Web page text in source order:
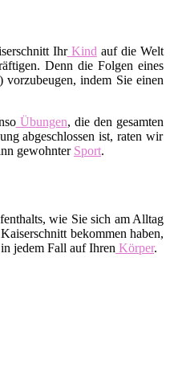
IhrKind auf die Welt
Denn die Folgen eines
indem Sie einen
Übungen, die den gesamten
abgeschlossen ist, raten wir
gewohnter Sport.
wie Sie sich am Alltag
bekommen haben,
jedem Fall auf Ihren Körper.